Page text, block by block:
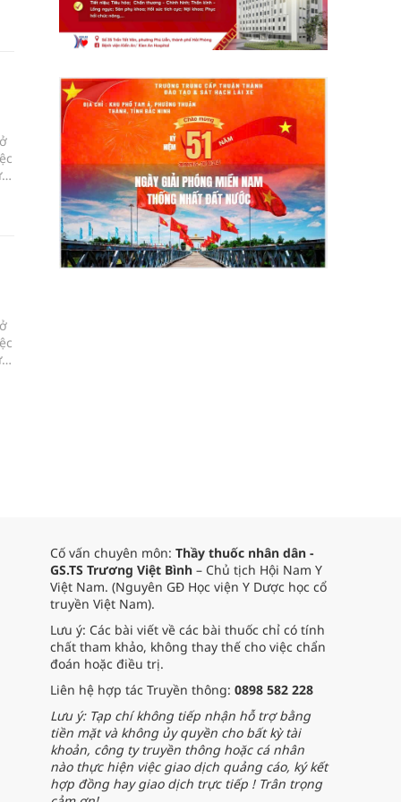
Cố vấn chuyên môn: Thầy thuốc nhân dân -
GS.TS Trương Việt Bình – Chủ tịch Hội Nam Y
Việt Nam. (Nguyên GĐ Học viện Y Dược học cổ
truyền Việt Nam).
Lưu ý: Các bài viết về các bài thuốc chỉ có tính
chất tham khảo, không thay thế cho việc chẩn
đoán hoặc điều trị.
Liên hệ hợp tác Truyền thông: 0898 582 228
Lưu ý: Tạp chí không tiếp nhận hỗ trợ bằng
tiền mặt và không ủy quyền cho bất kỳ tài
khoản, công ty truyền thông hoặc cá nhân
nào thực hiện việc giao dịch quảng cáo, ký kết
hợp đồng hay giao dịch trực tiếp ! Trân trọng